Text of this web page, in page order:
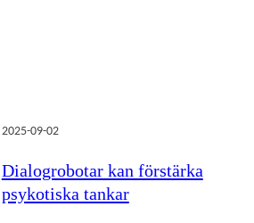
2025-09-02
Dialogrobotar kan förstärka
psykotiska tankar